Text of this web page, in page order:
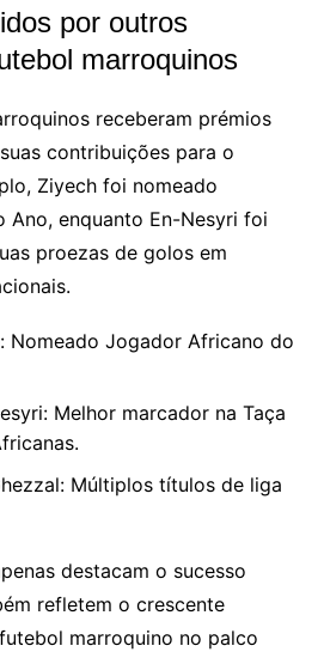
por outros
marroquinos
receberam prémios
contribuições para o
Ziyech foi nomeado
enquanto En-Nesyri foi
proezas de golos em
Nomeado Jogador Africano do
Melhor marcador na Taça
Múltiplos títulos de liga
destacam o sucesso
refletem o crescente
marroquino no palco